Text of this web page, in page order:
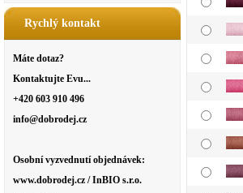
Rychlý kontakt
Máte dotaz?
Kontaktujte Evu...
+420 603 910 496
info@dobrodej.cz
Osobní vyzvednutí objednávek:
www.dobrodej.cz / InBIO s.r.o.